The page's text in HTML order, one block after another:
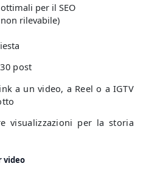
per il SEO
rilevabile)
post
a un video, a Reel o a IGTV
visualizzazioni per la storia
video